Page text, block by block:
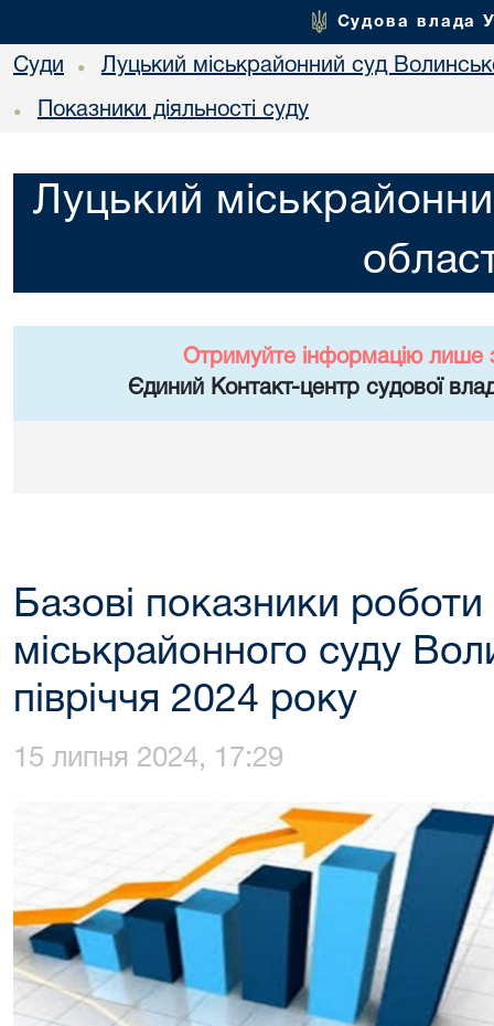
Судова влада
Суди • Луцький міськрайонний суд
• Показники діяльності суду
Луцький
Отримуйте інформацію лише
Єдиний Контакт-центр судової
Базові показники
міськрайонного суду
півріччя 2024 року
15 липня 2024, 17:29